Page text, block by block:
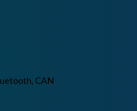
CAN